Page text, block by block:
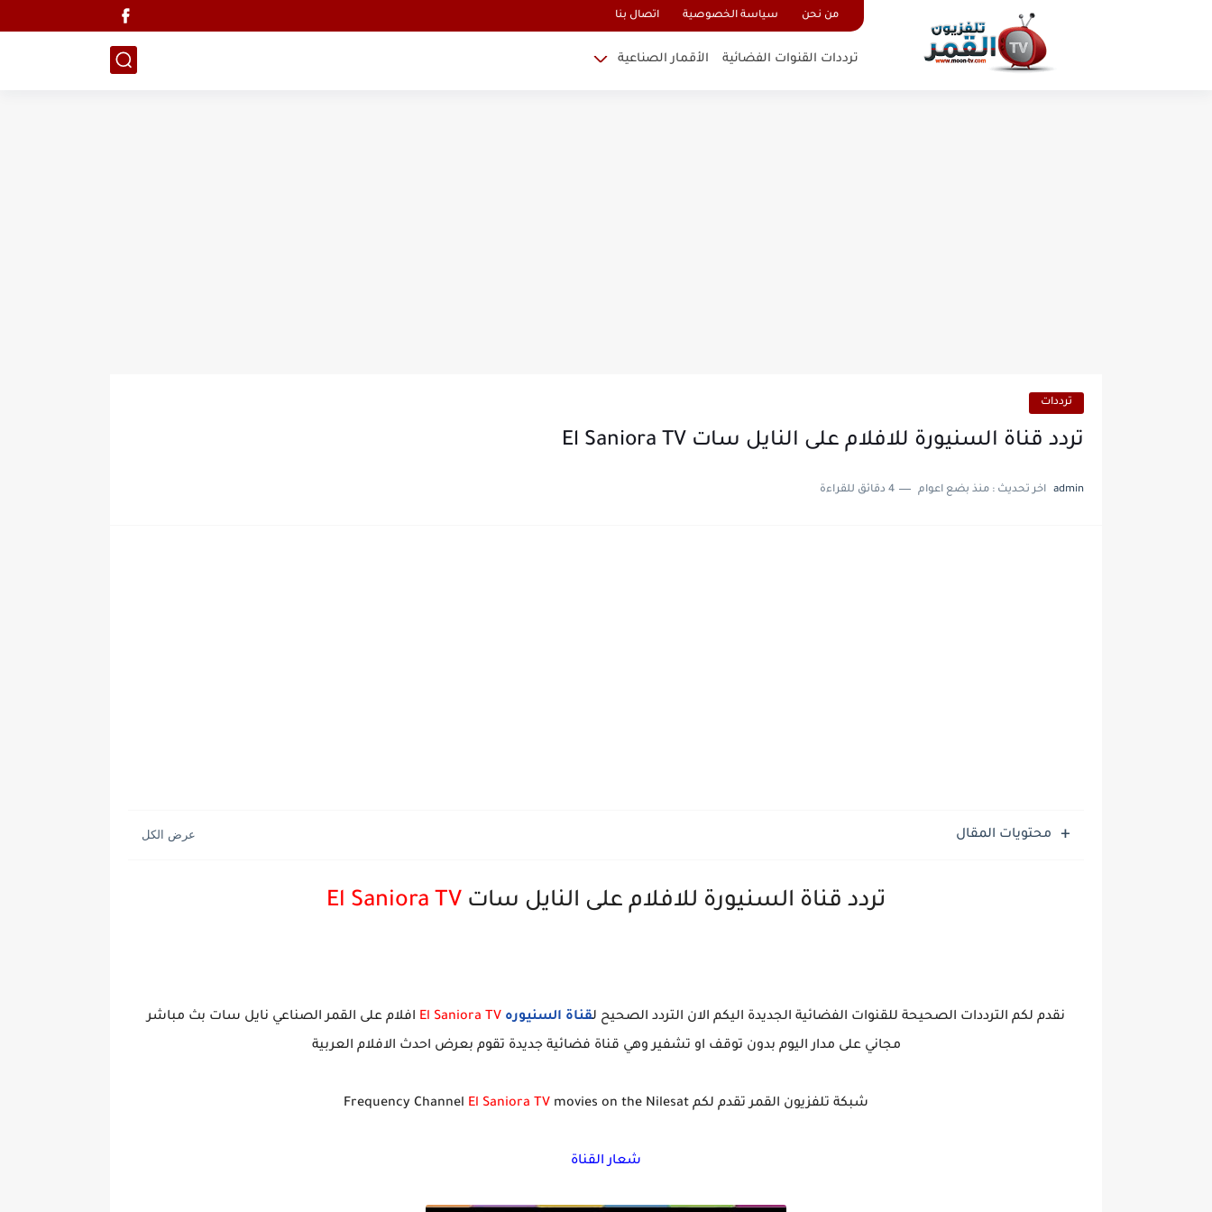
من نحن سياسة الخصوصية اتصال بنا
ترددات القنوات الفضائية الأقمار الصناعية
ترددات
تردد قناة السنيورة للافلام على النايل سات El Saniora TV
admin اخر تحديث : منذ بضع اعوام 4 دقائق للقراءة
محتويات المقال
تردد قناة السنيورة للافلام على النايل سات El Saniora TV
نقدم لكم الترددات الصحيحة للقنوات الفضائية الجديدة اليكم الان التردد الصحيح لقناة السنيوره El Saniora TV افلام على القمر الصناعي نايل سات بث مباشر
مجاني على مدار اليوم بدون توقف او تشفير وهي قناة فضائية جديدة تقوم بعرض احدث الافلام العربية
شبكة تلفزيون القمر تقدم لكم Frequency Channel El Saniora TV movies on the Nilesat
شعار القناة